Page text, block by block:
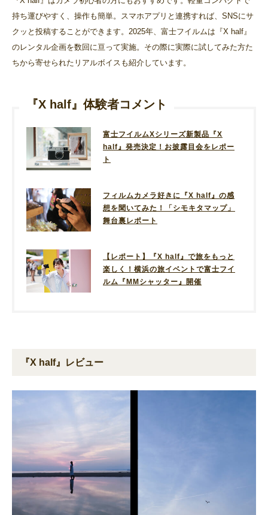
持ち運びやすく、操作も簡単。スマホアプリと連携すれば、SNSにサ
クッと投稿することができます。2025年、富士フイルムは『X half』
のレンタル企画を数回に亘って実施。その際に実際に試してみた方た
ちから寄せられたリアルボイスも紹介しています。
『X half』体験者コメント
富士フイルムXシリーズ新製品『X
half』発売決定！お披露目会をレポー
ト
フィルムカメラ好きに『X half』の感
想を聞いてみた！「シモキタマップ」
舞台裏レポート
【レポート】『X half』で旅をもっと
楽しく！横浜の旅イベントで富士フイ
ルム『MMシャッター』開催
『X half』レビュー